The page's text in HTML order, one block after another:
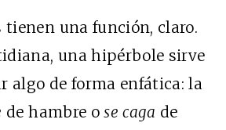
tienen una función, claro.
una hipérbole sirve
algo de forma enfática: la
de hambre ose caga de